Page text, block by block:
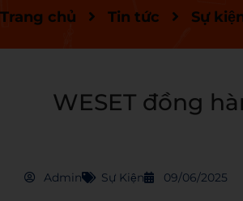
Trang chủ Tin tức Sự
WESET đồng
Admin Sự Kiện 09/06/2025